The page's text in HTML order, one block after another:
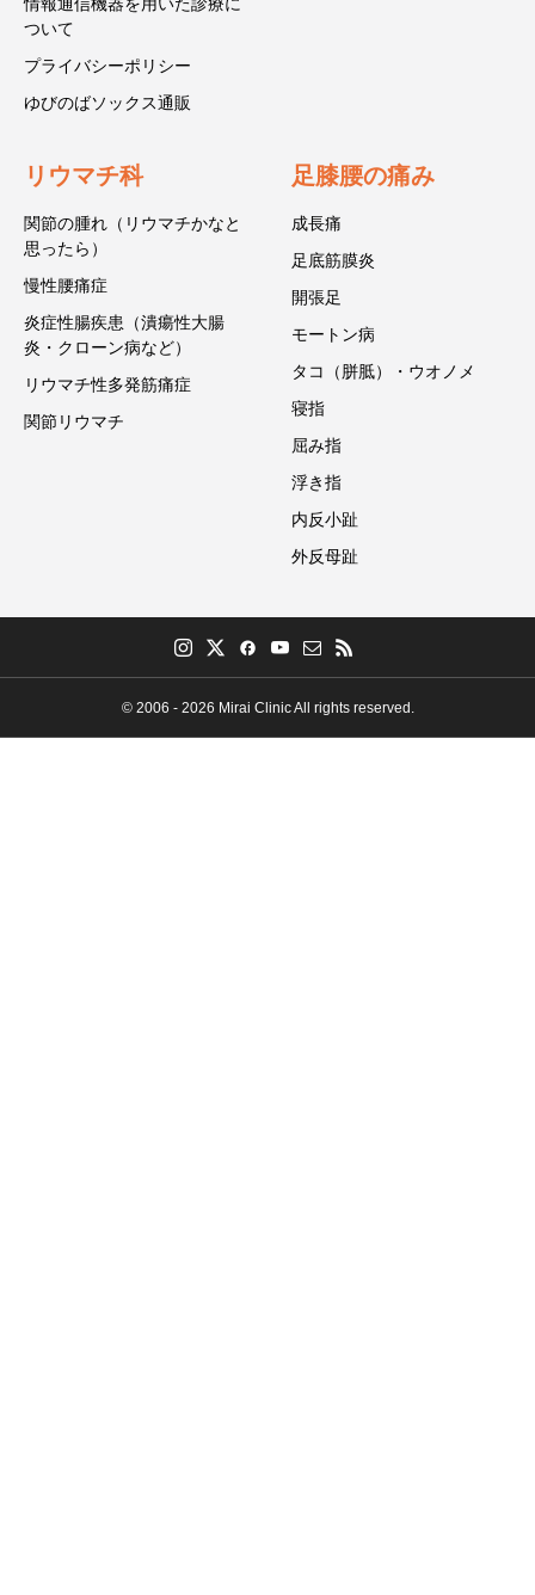
ついて
プライバシーポリシー
ゆびのばソックス通販
リウマチ科
関節の腫れ（リウマチかなと
思ったら）
慢性腰痛症
炎症性腸疾患（潰瘍性大腸
炎・クローン病など）
リウマチ性多発筋痛症
関節リウマチ
足膝腰の痛み
成長痛
足底筋膜炎
開張足
モートン病
タコ（胼胝）・ウオノメ
寝指
屈み指
浮き指
内反小趾
外反母趾
© 2006 - 2026 Mirai Clinic All rights reserved.